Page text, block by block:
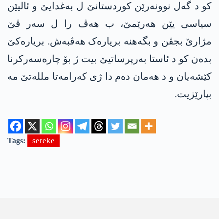
کو د گەل نوونەرێن کوردستانێ ل بەغدایێ و ئالیێن
سیاسی یێن هەرێمێ، ب هەڤ را ل سەر ڤێ
مژارێ بجڤن و بگەهنە بریارەک هەڤبەش. بریارەکێ
بدەن کو د ئاستا بەرپرساتیێ بیت ژ بۆ چارەسەرکرنا
کێشەیان و د هەمان دەم دا ژی کەرامەتا مللەتێ مە
بپارێزیت.
Tags: sereke